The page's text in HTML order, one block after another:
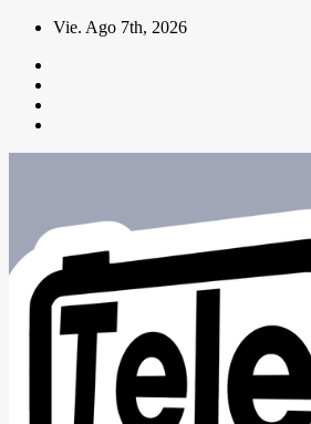
Saltar
contenido
Vie. Ago 7th, 2026